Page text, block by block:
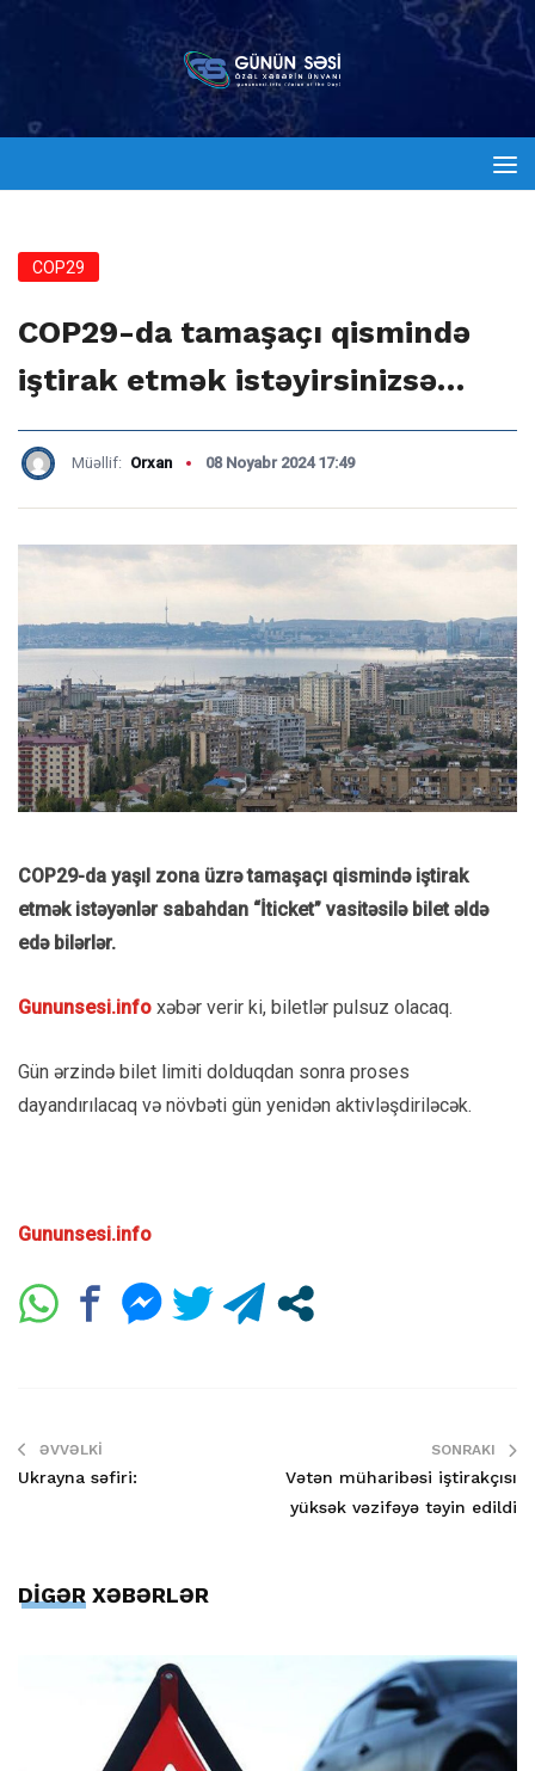
COP29
COP29-da tamaşaçı qismində
iştirak etmək istəyirsinizsə…
Müəllif: Orxan 08 Noyabr 2024 17:49
COP29-da yaşıl zona üzrə tamaşaçı qismində iştirak
etmək istəyənlər sabahdan “İticket” vasitəsilə bilet əldə
edə bilərlər.
Gununsesi.info xəbər verir ki, biletlər pulsuz olacaq.
Gün ərzində bilet limiti dolduqdan sonra proses
dayandırılacaq və növbəti gün yenidən aktivləşdiriləcək.
Gununsesi.info
ƏVVƏLKI
Ukrayna səfiri:
SONRAKI
Vətən müharibəsi iştirakçısı
yüksək vəzifəyə təyin edildi
DİGƏR XƏBƏRLƏR